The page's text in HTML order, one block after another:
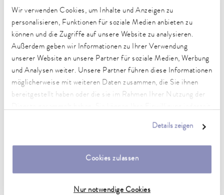
Wir verwenden Cookies, um Inhalte und Anzeigen zu
personalisieren, Funktionen für soziale Medien anbieten zu
können und die Zugriffe auf unsere Website zu analysieren.
Außerdem geben wir Informationen zu Ihrer Verwendung
unserer Website an unsere Partner für soziale Medien, Werbung
und Analysen weiter. Unsere Partner führen diese Informationen
möglicherweise mit weiteren Daten zusammen, die Sie ihnen
bereitgestellt haben oder die sie im Rahmen Ihrer Nutzung der
Details zeigen
Cookies zulassen
Nur notwendige Cookies
Temperaturkonstanz
0,05 ± K
Heizleistung max.
Leistungsaufnahme max.
1,5 kW
Leistungsaufnahme
Pumpe Förderstrom max. (Druck)